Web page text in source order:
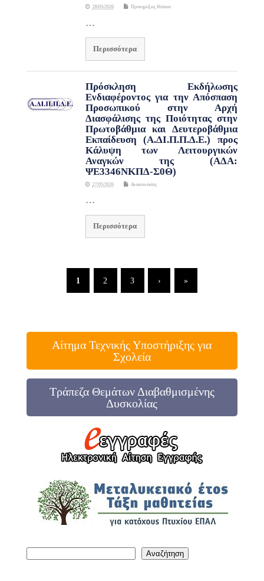
28/05/2026 Προκηρύξεις Θέσεων
…
Περισσότερα
Πρόσκληση Εκδήλωσης
Ενδιαφέροντος για την Απόσπαση
Προσωπικού στην Αρχή
Διασφάλισης της Ποιότητας στην
Πρωτοβάθμια και Δευτεροβάθμια
Εκπαίδευση (Α.ΔΙ.Π.Π.Δ.Ε.) προς
Κάλυψη των Λειτουργικών
Αναγκών της (ΑΔΑ:
ΨΕ3346ΝΚΠΔ-Σ0Θ)
27/05/2026 Ανακοινώσεις
…
Περισσότερα
1 2 3 › »
Αίτημα Τεχνικής Υποστήριξης για
Σχολεία
Τράπεζα Θεμάτων Διαβαθμισμένης
Δυσκολίας
Αναζήτηση